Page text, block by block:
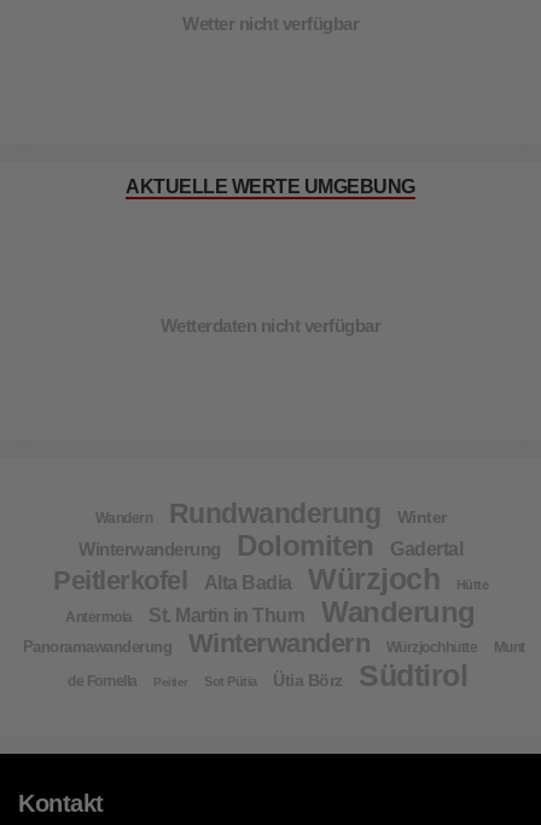
Wetter nicht verfügbar
AKTUELLE WERTE UMGEBUNG
Wetterdaten nicht verfügbar
Wandern Rundwanderung Winter
Winterwanderung Dolomiten Gadertal
Peitlerkofel Alta Badia Würzjoch Hütte
Antermoia St. Martin in Thurn Wanderung
Panoramawanderung Winterwandern Würzjochhütte
Munt
de Fornella
Peitler Sot Pütia Ütia Börz Südtirol
Kontakt